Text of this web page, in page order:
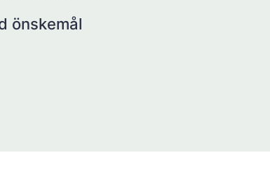
önskemål